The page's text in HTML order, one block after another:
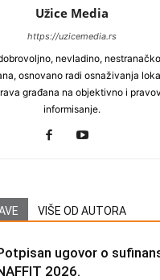
Užice Media
https://uzicemedia.rs
nevladino,
osnovano radi osnaživanja
građana na objektivno i
informisanje.
VIŠE OD AUTORA
ugovor o
2026.